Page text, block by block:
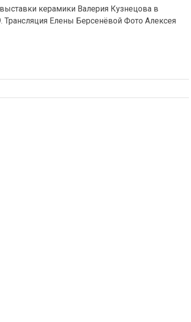
керамики Валерия Кузнецова в
Елены Берсенёвой Фото Алексея